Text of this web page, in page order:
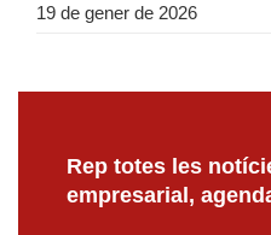
19 de gener de 2026
Rep totes les
empresarial,